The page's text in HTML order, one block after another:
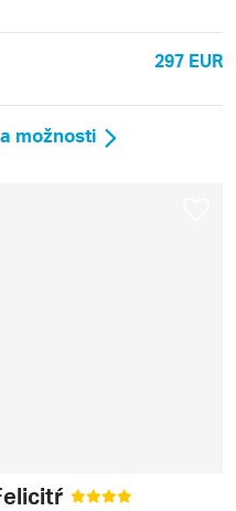
297 EUR
možnosti